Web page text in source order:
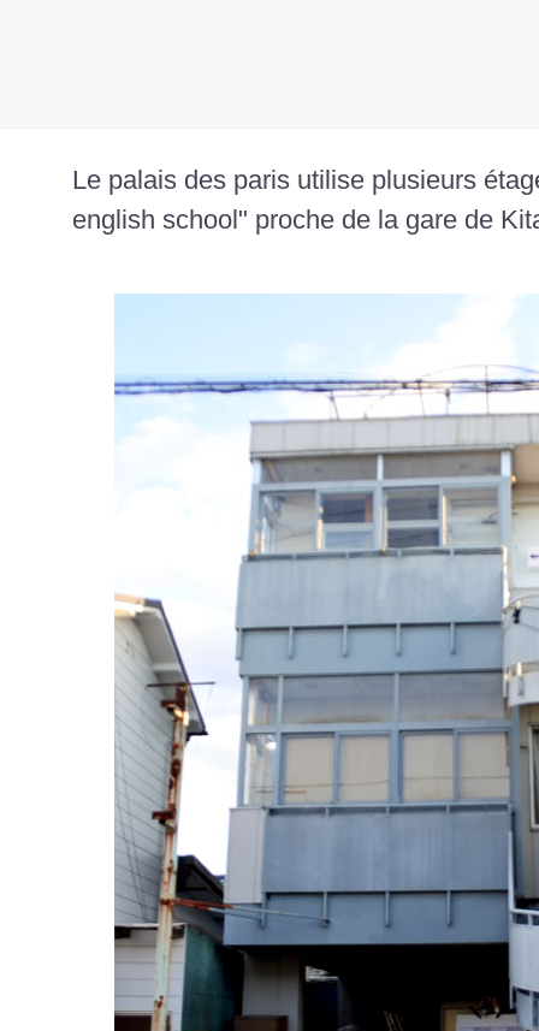
Le palais des paris utilise plusieurs
english school" proche de la gare de